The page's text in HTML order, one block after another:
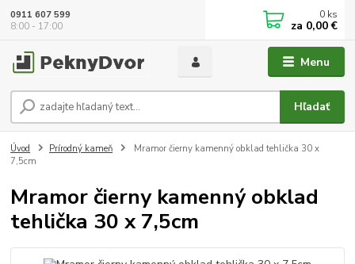
Menu
Hľadať
0911 607 599
8:00 - 17:00
0 ks
za 0,00 €
Úvod Prírodný kameň
Mramor čierny kamenný obklad tehlička 30 x
7,5cm
Mramor čierny kamenný obklad
tehlička 30 x 7,5cm